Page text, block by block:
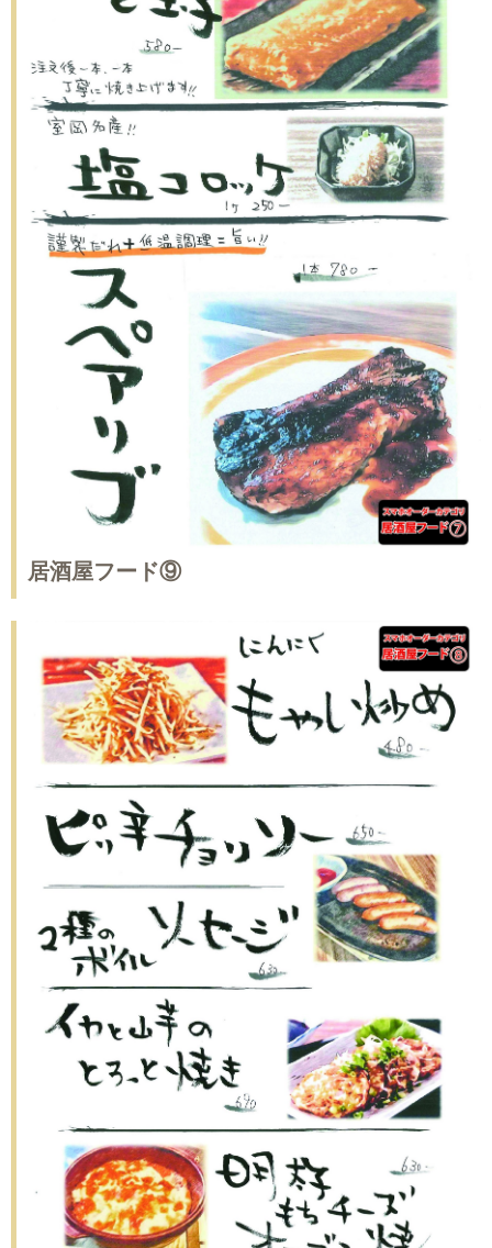
居酒屋フード⑨